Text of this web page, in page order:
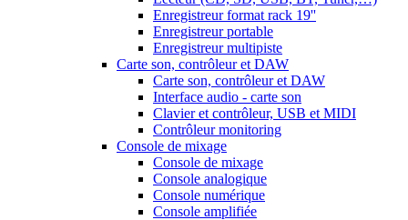
Enregistreur format rack 19''
Enregistreur portable
Enregistreur multipiste
Carte son, contrôleur et DAW
Carte son, contrôleur et DAW
Interface audio - carte son
Clavier et contrôleur, USB et MIDI
Contrôleur monitoring
Console de mixage
Console de mixage
Console analogique
Console numérique
Console amplifiée